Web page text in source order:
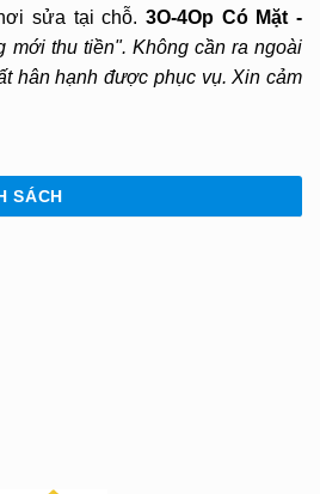
sửa tại chỗ. 3O-4Op Có Mặt -
mới thu tiền". Không cần ra ngoài
hân hạnh được phục vụ. Xin cảm
SÁCH